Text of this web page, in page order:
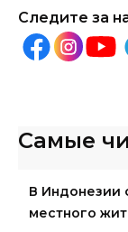
Следите за
Самые
В Индонезии
местного